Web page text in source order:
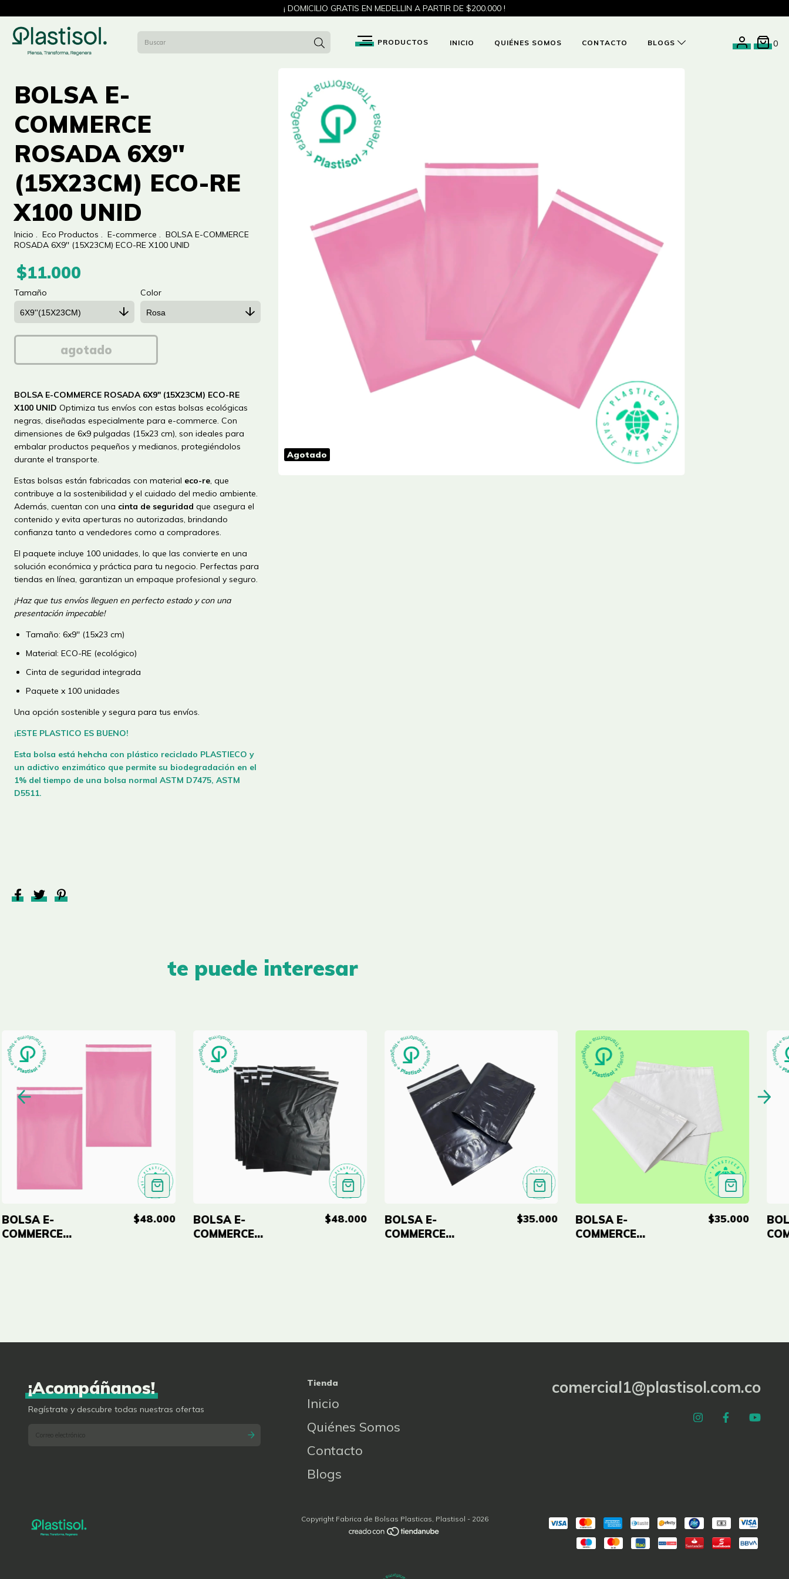
¡ DOMICILIO GRATIS EN MEDELLIN A PARTIR DE $200.000 !
INICIO QUIÉNES SOMOS CONTACTO BLOGS 0
BOLSA E-
COMMERCE
ROSADA 6X9''
(15X23CM) ECO-RE
X100 UNID
Inicio . Eco Productos . E-commerce . BOLSA E-COMMERCE
ROSADA 6X9'' (15X23CM) ECO-RE X100 UNID
$11.000
Tamaño Color
BOLSA E-COMMERCE ROSADA 6X9'' (15X23CM) ECO-RE
X100 UNID Optimiza tus envíos con estas bolsas ecológicas
negras, diseñadas especialmente para e-commerce. Con
dimensiones de 6x9 pulgadas (15x23 cm), son ideales para
embalar productos pequeños y medianos, protegiéndolos
durante el transporte.
Estas bolsas están fabricadas con material eco-re, que
contribuye a la sostenibilidad y el cuidado del medio ambiente.
Además, cuentan con una cinta de seguridad que asegura el
contenido y evita aperturas no autorizadas, brindando
confianza tanto a vendedores como a compradores.
El paquete incluye 100 unidades, lo que las convierte en una
solución económica y práctica para tu negocio. Perfectas para
tiendas en línea, garantizan un empaque profesional y seguro.
¡Haz que tus envíos lleguen en perfecto estado y con una
presentación impecable!
Tamaño: 6x9'' (15x23 cm)
Material: ECO-RE (ecológico)
Cinta de seguridad integrada
Paquete x 100 unidades
Una opción sostenible y segura para tus envíos.
¡ESTE PLASTICO ES BUENO!
Esta bolsa está hehcha con plástico reciclado PLASTIECO y
un adictivo enzimático que permite su biodegradación en el
1% del tiempo de una bolsa normal ASTM D7475, ASTM
D5511.
Agotado
te puede interesar
BOLSA E-
COMMERCE
$48.000
BOLSA E-
COMMERCE
$48.000
BOLSA E-
COMMERCE
$35.000
BOLSA E-
COMMERCE
$35.000
¡Acompáñanos!
Regístrate y descubre todas nuestras ofertas
Tienda
Inicio
Quiénes Somos
Contacto
Blogs
comercial1@plastisol.com.co
Copyright Fabrica de Bolsas Plasticas, Plastisol - 2026